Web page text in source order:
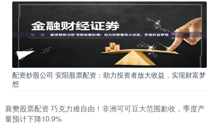
配资炒股公司 安阳股票配资：助力投资者放大收益，实现财富梦
想
襄樊股票配资 巧克力难自由！非洲可可豆大范围歉收，季度产
量预计下降10.9%